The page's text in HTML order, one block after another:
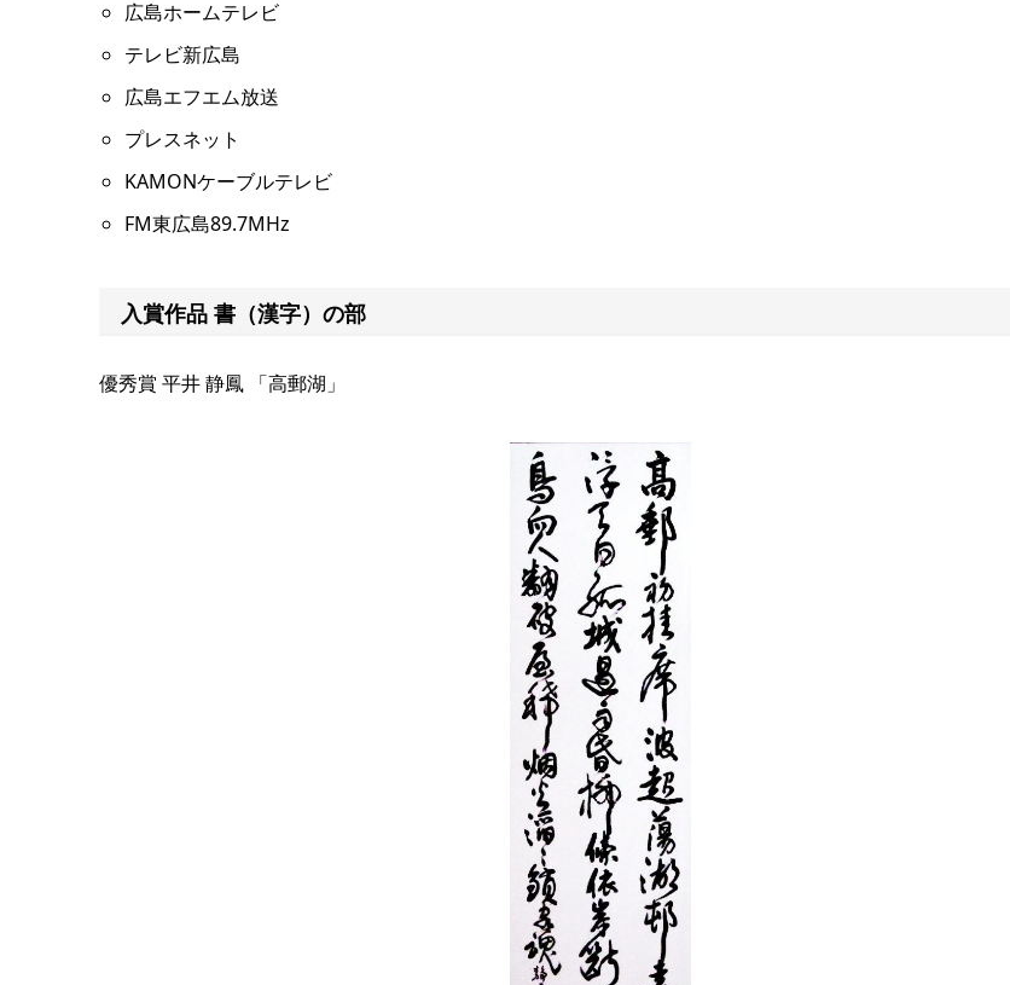
広島ホームテレビ
テレビ新広島
広島エフエム放送
プレスネット
KAMONケーブルテレビ
FM東広島89.7MHz
入賞作品 書（漢字）の部
優秀賞 平井 静鳳 「高郵湖」